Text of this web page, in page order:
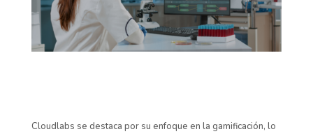
Cloudlabs se destaca por su enfoque en la gamificación, lo